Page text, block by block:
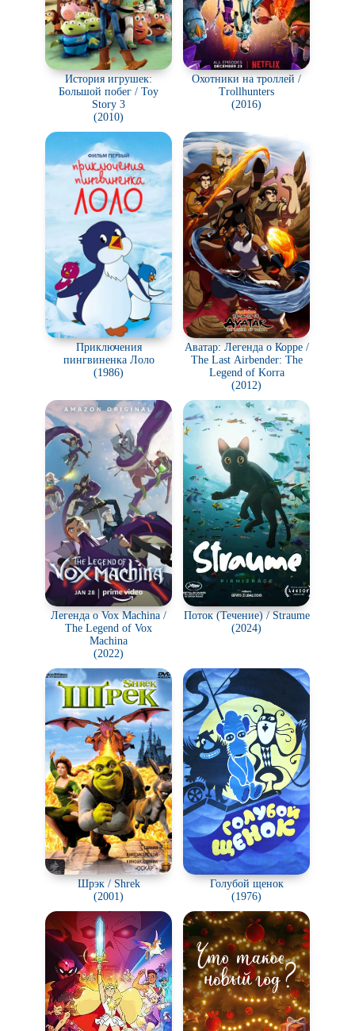
История игрушек:
Большой побег / Toy
Story 3
(2010)
Охотники на троллей /
Trollhunters
(2016)
Приключения
пингвиненка Лоло
(1986)
Аватар: Легенда о Корре /
The Last Airbender: The
Legend of Korra
(2012)
Легенда о Vox Machina /
The Legend of Vox
Machina
(2022)
Поток (Течение) / Straume
(2024)
Шрэк / Shrek
(2001)
Голубой щенок
(1976)